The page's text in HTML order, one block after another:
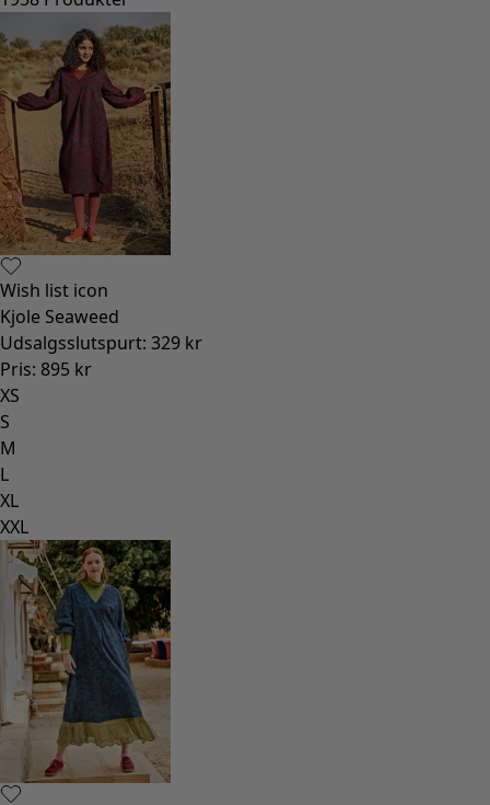
Wish list icon
Kjole Seaweed
Udsalgsslutspurt: 329 kr
Pris: 895 kr
XS
S
M
L
XL
XXL